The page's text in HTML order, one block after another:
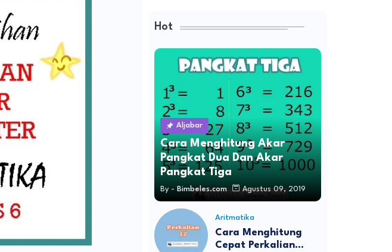
Hot
Aljabar
Cara Menghitung Akar
Pangkat Dua Dan Akar
Pangkat Tiga
By - Bimbeles.com Agustus 09, 2019
Aritmatika
Cara Menghitung
Cepat Perkalian